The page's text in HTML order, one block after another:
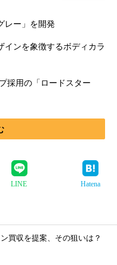
レー」を開発
インを象徴するボディカラ
採用の「ロードスター
LINE Hatena
買収を提案、その狙いは？